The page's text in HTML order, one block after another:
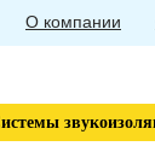
О компании